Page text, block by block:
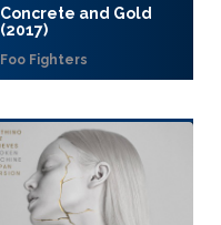
Concrete and Gold
(2017)
Foo Fighters